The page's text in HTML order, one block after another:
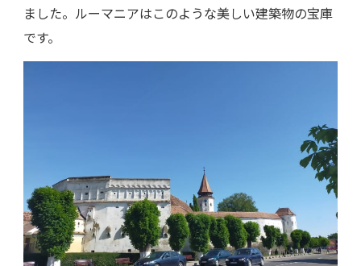
ました。ルーマニアはこのような美しい建築物の宝庫
です。